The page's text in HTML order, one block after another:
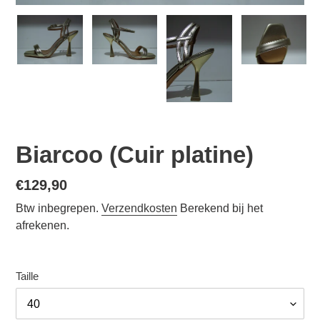
Biarcoo (Cuir platine)
Normale
prijs
€129,90
Btw inbegrepen. Verzendkosten Berekend bij het
afrekenen.
Taille